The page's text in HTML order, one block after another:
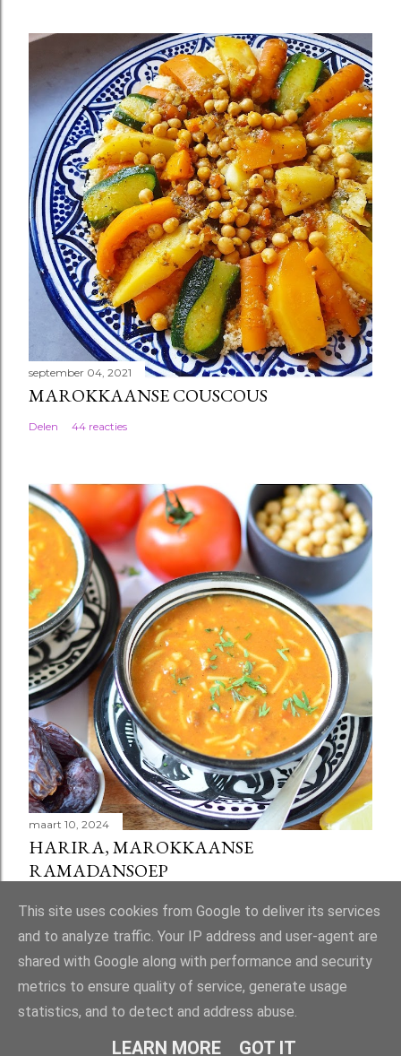
september 04, 2021
MAROKKAANSE COUSCOUS
Delen 44 reacties
maart 10, 2024
HARIRA, MAROKKAANSE
RAMADANSOEP
Mogelijk gemaakt door Blogger
This site uses cookies from Google to deliver its services
and to analyze traffic. Your IP address and user-agent are
shared with Google along with performance and security
metrics to ensure quality of service, generate usage
statistics, and to detect and address abuse.
LEARN MORE GOT IT